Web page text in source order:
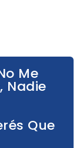
Me
Nadie
Que